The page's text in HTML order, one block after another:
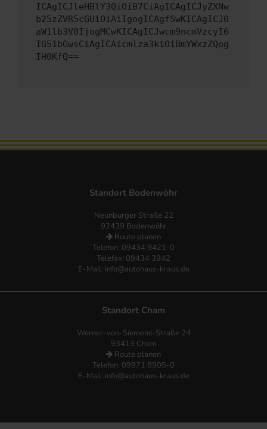
ICAgICJleHBlY3QiOiB7CiAgICAgICJyZXNw
b25zZVR5cGUiOiAiIgogICAgfSwKICAgICJ0
aW1lb3V0IjogMCwKICAgICJwcm9ncmVzcyI6
IG51bGwsCiAgICAicmlza3kiOiBmYWxzZQog
IH0KfQ==
Standort Bodenwöhr
Neunburger Straße 22
92439 Bodenwöhr
Route planen
Telefon: 09434 9421-0
Telefax: 09434 3942
E-Mail: info@autohaus-kraus.de
Standort Cham
Werner-von-Siemens-Straße 24
93413 Cham
Route planen
Telefon: 09971 8905-0
E-Mail: info@autohaus-kraus.de